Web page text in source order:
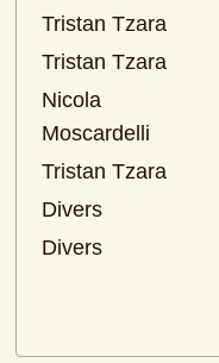
Tristan Tzara
Tristan Tzara
Nicola
Moscardelli
Tristan Tzara
Divers
Divers